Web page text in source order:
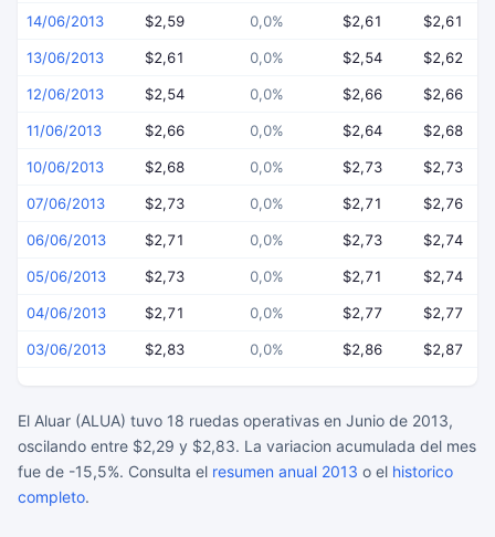
14/06/2013 $2,59 0,0% $2,61 $2,61
13/06/2013 $2,61 0,0% $2,54 $2,62
12/06/2013 $2,54 0,0% $2,66 $2,66
11/06/2013 $2,66 0,0% $2,64 $2,68
10/06/2013 $2,68 0,0% $2,73 $2,73
07/06/2013 $2,73 0,0% $2,71 $2,76
06/06/2013 $2,71 0,0% $2,73 $2,74
05/06/2013 $2,73 0,0% $2,71 $2,74
04/06/2013 $2,71 0,0% $2,77 $2,77
03/06/2013 $2,83 0,0% $2,86 $2,87
El Aluar (ALUA) tuvo 18 ruedas operativas en Junio de 2013,
oscilando entre $2,29 y $2,83. La variacion acumulada del mes
fue de -15,5%. Consulta el resumen anual 2013 o el historico
completo.